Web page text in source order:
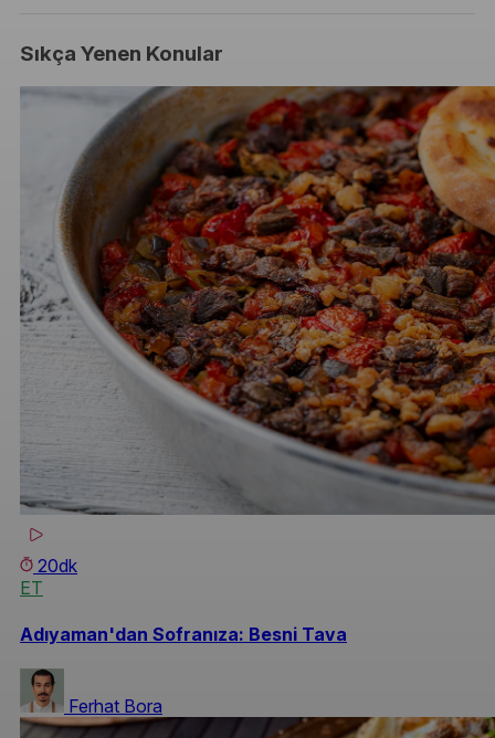
Sıkça Yenen Konular
20dk
ET
Adıyaman'dan Sofranıza: Besni Tava
Ferhat Bora